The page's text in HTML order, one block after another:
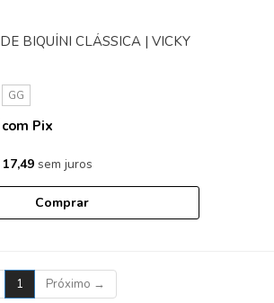
BIQUÍNI CLÁSSICA | VICKY
GG
com Pix
sem juros
Comprar
1 (current)
Próximo →